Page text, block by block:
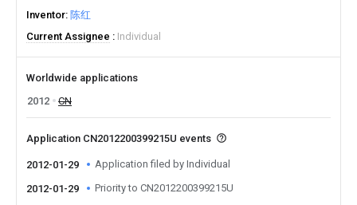
Inventor 陈红
Current Assignee
Individual
Worldwide applications
2012
CN
Application CN2012200399215U events
2012-01-29 Application filed by Individual
2012-01-29 Priority to CN2012200399215U